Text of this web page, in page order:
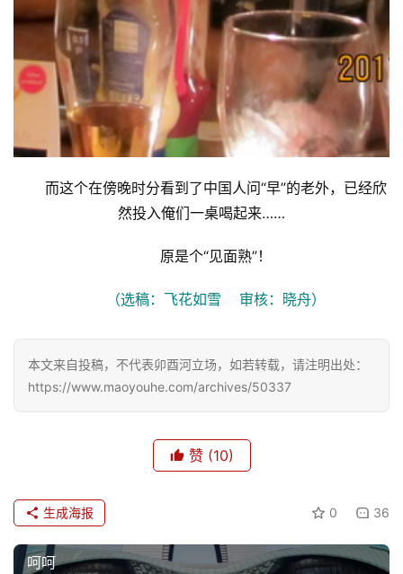
乐
注册
而这个在傍晚时分看到了中国人问“早”的老外，已经欣
然投入俺们一桌喝起来……
原是个“见面熟”！
（选稿：飞花如雪    审核：晓舟）
本文来自投稿，不代表卯酉河立场，如若转载，请注明出处：
https://www.maoyouhe.com/archives/50337
赞 (10)
0 36
生成海报
呵呵